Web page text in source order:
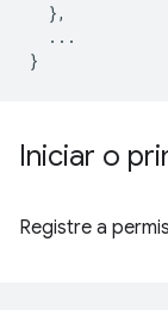
},
...
}
Iniciar o
Registre a